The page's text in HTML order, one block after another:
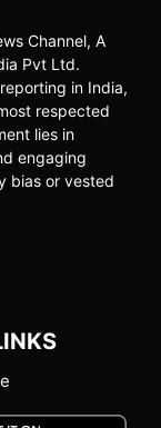
Channel, A
Pvt Ltd.
in India,
respected
lies in
engaging
bias or vested